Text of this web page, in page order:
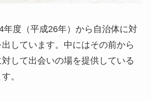
年度（平成26年）から自治体に対
しています。中にはその前から
して出会いの場を提供している
。